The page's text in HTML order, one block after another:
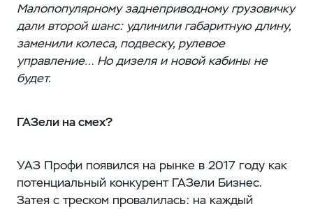
Малопопулярному заднеприводному грузовичку
дали второй шанс: удлинили габаритную длину,
заменили колеса, подвеску, рулевое
управление… Но дизеля и новой кабины не
будет.
ГАЗели на смех?
УАЗ Профи появился на рынке в 2017 году как
потенциальный конкурент ГАЗели Бизнес.
Затея с треском провалилась: на каждый